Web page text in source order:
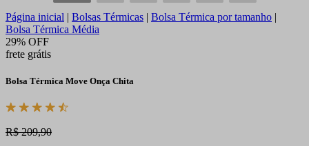
Página inicial | Bolsas Térmicas | Bolsa Térmica por tamanho |
Bolsa Térmica Média
29% OFF
frete grátis
Bolsa Térmica Move Onça Chita
R$ 209,90